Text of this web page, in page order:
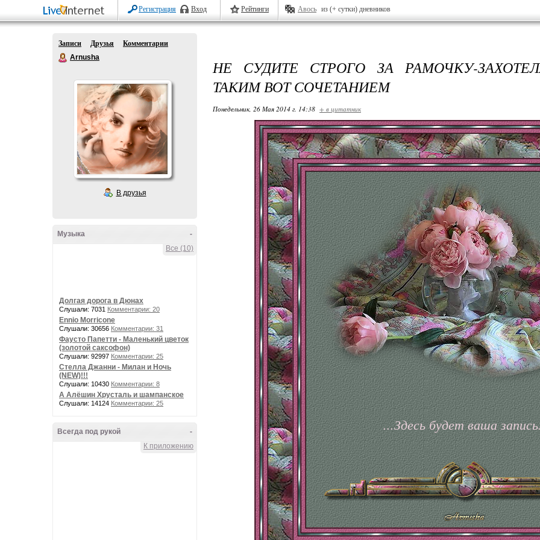
Регистрация Вход Рейтинги Авось из (+ сутки) дневников
Записи Друзья
Комментарии
Arnusha
В друзья
-
Музыка
Все (10)
Долгая дорога в Дюнах
Слушали: 7031 Комментарии: 20
Ennio Morricone
Слушали: 30656 Комментарии: 31
Фаусто Папетти - Маленький цветок
(золотой саксофон)
Слушали: 92997 Комментарии: 25
Стелла Джанни - Милан и Ночь
(NEW)!!!
Слушали: 10430 Комментарии: 8
А Алёшин Хрусталь и шампанское
Слушали: 14124 Комментарии: 25
-
Всегда под рукой
К приложению
НЕ СУДИТЕ СТРОГО ЗА РАМОЧКУ-
ТАКИМ ВОТ СОЧЕТАНИЕМ
Понедельник, 26 Мая 2014 г. 14:38 + в цитатник
...Здесь будет ваша